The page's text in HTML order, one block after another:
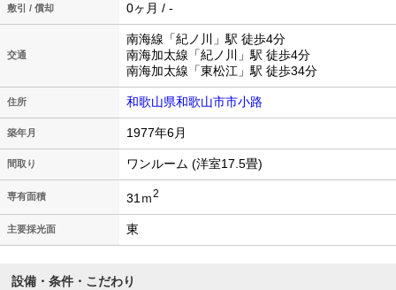
敷引 / 償却 0ヶ月 / -
交通
南海線「紀ノ川」駅 徒歩4分
南海加太線「紀ノ川」駅 徒歩4分
南海加太線「東松江」駅 徒歩34分
住所 和歌山県和歌山市市小路
築年月 1977年6月
間取り ワンルーム (洋室17.5畳)
専有面積 31ｍ2
主要採光面 東
設備・条件・こだわり